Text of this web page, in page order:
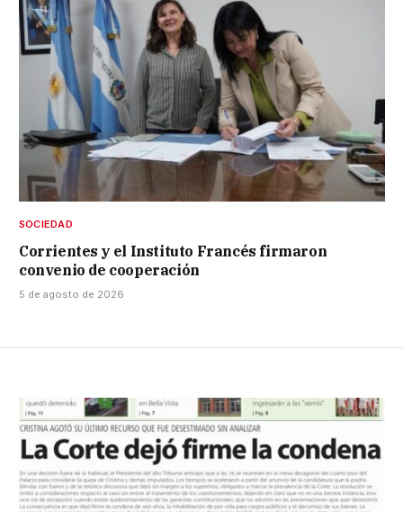
SOCIEDAD
Corrientes y el Instituto Francés firmaron
convenio de cooperación
5 de agosto de 2026